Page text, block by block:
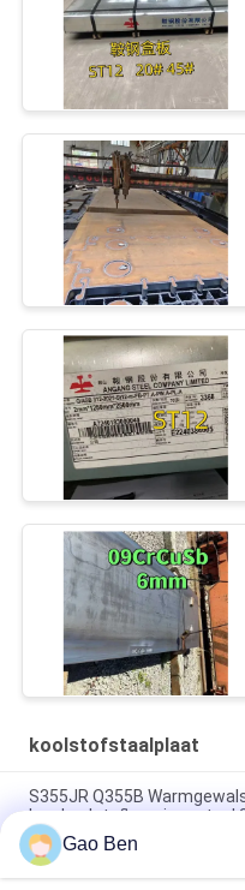
koolstofstaalplaat
S355JR Q355B
laagkoolstoflegeringsstaal
Warmgewalste plaat van
SAE1045 Aisi 1045 10 - 200
Gao Ben